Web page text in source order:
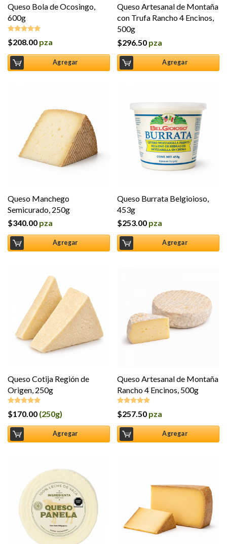
Queso Bola de Ocosingo,
600g
Valorado en
$208.00 pza
Agregar
Queso Artesanal de Montaña
con Trufa Rancho 4 Encinos,
500g
$296.50 pza
Agregar
Queso Manchego
Semicurado, 250g
$340.00 pza
Agregar
Queso Burrata Belgioioso,
453g
$253.00 pza
Agregar
Queso Cotija Región de
Origen, 250g
Valorado en
$170.00 (250g)
Agregar
Queso Artesanal de Montaña
Rancho 4 Encinos, 500g
Valorado en
$257.50 pza
Agregar